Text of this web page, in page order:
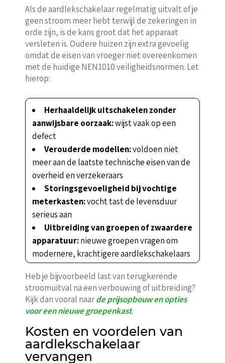
Als de aardlekschakelaar regelmatig uitvalt of je
geen stroom meer hebt terwijl de zekeringen in
orde zijn, is de kans groot dat het apparaat
versleten is. Oudere huizen zijn extra gevoelig
omdat de eisen van vroeger niet overeenkomen
met de huidige NEN1010 veiligheidsnormen. Let
hierop:
Herhaaldelijk uitschakelen zonder
aanwijsbare oorzaak:wijst vaak op een
defect
Verouderde modellen:voldoen niet
meer aan de laatste technische eisen van de
overheid en verzekeraars
Storingsgevoeligheid bij vochtige
meterkasten:vocht tast de levensduur
serieus aan
Uitbreiding van groepen of zwaardere
apparatuur:nieuwe groepen vragen om
modernere, krachtigere aardlekschakelaars
Heb je bijvoorbeeld last van terugkerende
stroomuitval na een verbouwing of uitbreiding?
Kijk dan vooral naarde prijsopbouw en opties
voor een nieuwe groepenkast.
Kosten en voordelen van
aardlekschakelaar
vervangen